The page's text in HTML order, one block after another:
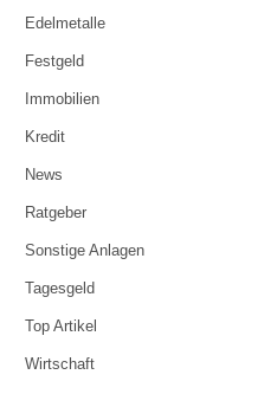
Edelmetalle
Festgeld
Immobilien
Kredit
News
Ratgeber
Sonstige Anlagen
Tagesgeld
Top Artikel
Wirtschaft